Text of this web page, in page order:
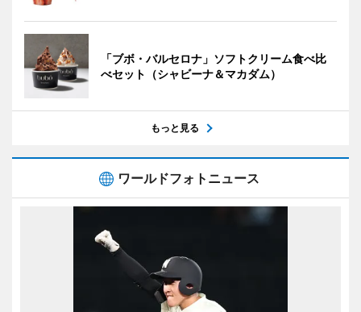
「ブボ・バルセロナ」ソフトクリーム食べ比
べセット（シャビーナ＆マカダム）
もっと見る
ワールドフォトニュース